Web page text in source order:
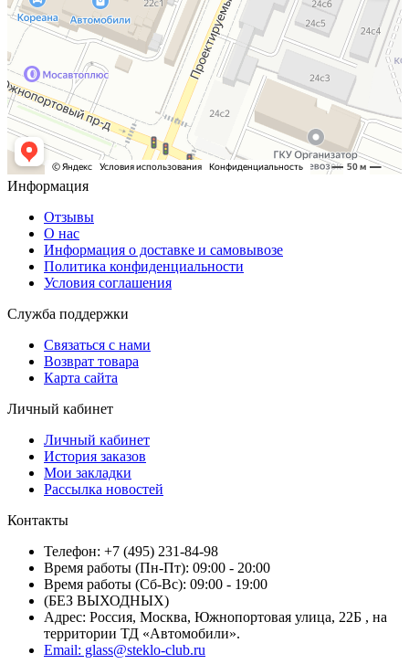
Информация
Отзывы
О нас
Информация о доставке и самовывозе
Политика конфиденциальности
Условия соглашения
Служба поддержки
Связаться с нами
Возврат товара
Карта сайта
Личный кабинет
Личный кабинет
История заказов
Мои закладки
Рассылка новостей
Контакты
Телефон: +7 (495) 231-84-98
Время работы (Пн-Пт): 09:00 - 20:00
Время работы (Сб-Вс): 09:00 - 19:00
(БЕЗ ВЫХОДНЫХ)
Адрес: Россия, Москва, Южнопортовая улица, 22Б , на
территории ТД «Автомобили».
Email: glass@steklo-club.ru